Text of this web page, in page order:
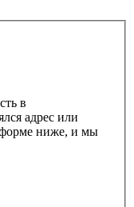
в
адрес или
форме ниже, и мы